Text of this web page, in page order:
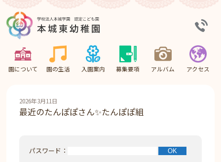
園について 園の生活 入園案内 募集要項 アルバム アクセス
2026年3月11日
最近のたんぽぽさん✨たんぽぽ組
パスワード：